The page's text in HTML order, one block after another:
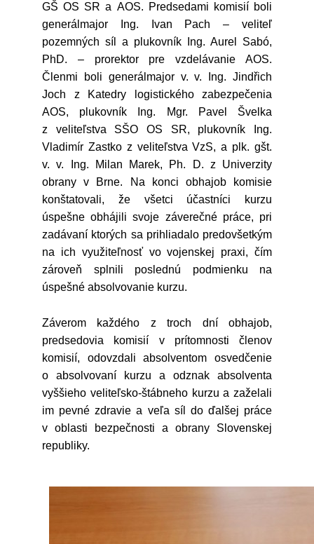
GŠ OS SR a AOS. Predsedami komisií boli
generálmajor Ing. Ivan Pach – veliteľ
pozemných síl a plukovník Ing. Aurel Sabó,
PhD. – prorektor pre vzdelávanie AOS.
Členmi boli generálmajor v. v. Ing. Jindřich
Joch z Katedry logistického zabezpečenia
AOS, plukovník Ing. Mgr. Pavel Švelka
z veliteľstva SŠO OS SR, plukovník Ing.
Vladimír Zastko z veliteľstva VzS, a plk. gšt.
v. v. Ing. Milan Marek, Ph. D. z Univerzity
obrany v Brne. Na konci obhajob komisie
konštatovali, že všetci účastníci kurzu
úspešne obhájili svoje záverečné práce, pri
zadávaní ktorých sa prihliadalo predovšetkým
na ich využiteľnosť vo vojenskej praxi, čím
zároveň splnili poslednú podmienku na
úspešné absolvovanie kurzu.
Záverom každého z troch dní obhajob,
predsedovia komisií v prítomnosti členov
komisií, odovzdali absolventom osvedčenie
o absolvovaní kurzu a odznak absolventa
vyššieho veliteľsko-štábneho kurzu a zaželali
im pevné zdravie a veľa síl do ďalšej práce
v oblasti bezpečnosti a obrany Slovenskej
republiky.